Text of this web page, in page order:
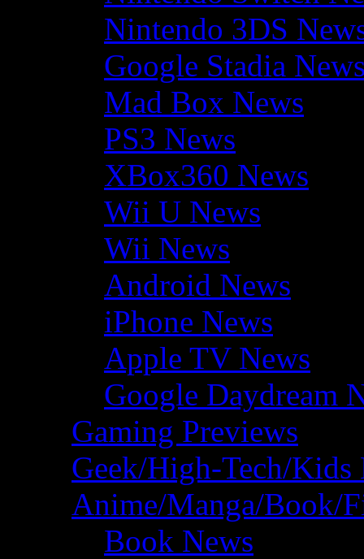
Nintendo 3DS
Google Stadia
Mad Box News
PS3 News
XBox360 News
Wii U News
Wii News
Android News
iPhone News
Apple TV News
Google Daydream
Gaming Previews
Geek/High-Tech/Kids
Anime/Manga/Book/
Book News